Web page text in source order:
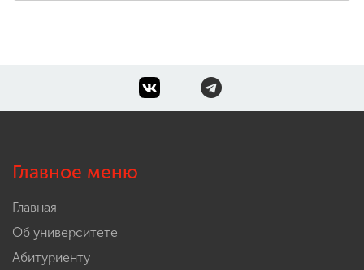
Главное меню
Главная
Об университете
Абитуриенту